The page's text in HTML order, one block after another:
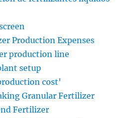
Production Expenses
production line
setup
cost'
Granular Fertilizer
Fertilizer